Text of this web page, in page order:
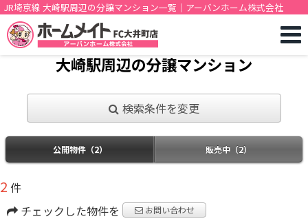
JR埼京線 大崎駅周辺の分譲マンション一覧｜アーバンホーム株式会社
大崎駅周辺の分譲マンション
検索条件を変更
公開物件（2） 販売中（2）
2 件
チェックした物件を
お問い合わせ